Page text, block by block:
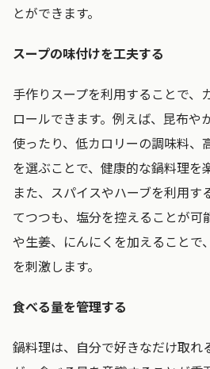
とができます。
スープの味付けを工夫する
手作りスープを利用することで、
ロールできます。例えば、昆布や
使ったり、低カロリーの調味料、
を選ぶことで、健康的な鍋料理を
また、スパイスやハーブを利用す
てつつも、塩分を控えることが可
や生姜、にんにくを加えることで
を刺激します。
食べる量を管理する
鍋料理は、自分で好きなだけ取れ